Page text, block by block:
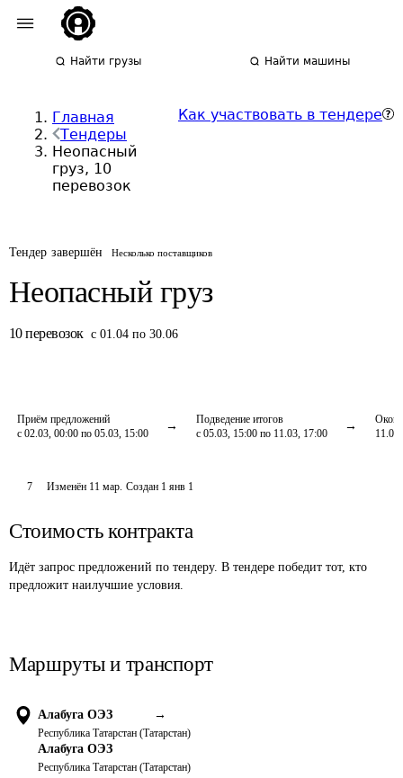
Найти грузы Найти машины
Главная
Тендеры
Неопасный
груз, 10
перевозок
Как участвовать в тендере
Тендер завершён Несколько поставщиков
Неопасный груз
10 перевозок с 01.04 по 30.06
Приём предложений
с 02.03, 00:00 по 05.03, 15:00
Подведение итогов
с 05.03, 15:00 по 11.03, 17:00
7 Изменён 11 мар. Создан 1 янв 1
Стоимость контракта
Идёт запрос предложений по тендеру. В тендере победит тот, кто
предложит наилучшие условия.
Маршруты и транспорт
Алабуга ОЭЗ →
Республика Татарстан (Татарстан)
Алабуга ОЭЗ
Республика Татарстан (Татарстан)